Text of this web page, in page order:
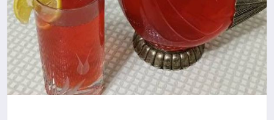
KIMDIR?
HESAPLAMALAR